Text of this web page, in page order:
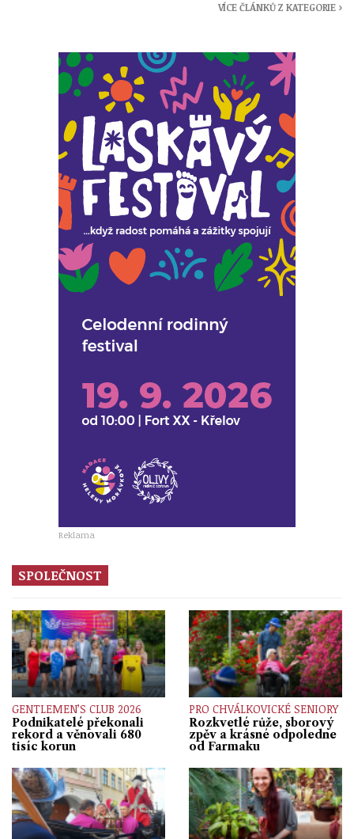
VÍCE ČLÁNKŮ Z KATEGORIE ›
Reklama
SPOLEČNOST
GENTLEMEN’S CLUB 2026
Podnikatelé překonali
rekord a věnovali 680
tisíc korun
PRO CHVÁLKOVICKÉ SENIORY
Rozkvetlé růže, sborový
zpěv a krásné odpoledne
od Farmaku